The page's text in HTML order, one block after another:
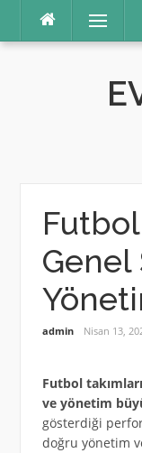
Menü
Futbol
Genel
admin Nisan 13,
Futbol
ve yönetim
gösterdiği
doğru yönetim